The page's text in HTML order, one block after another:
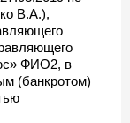
В.А.),
ФИО2, в
(банкротом)